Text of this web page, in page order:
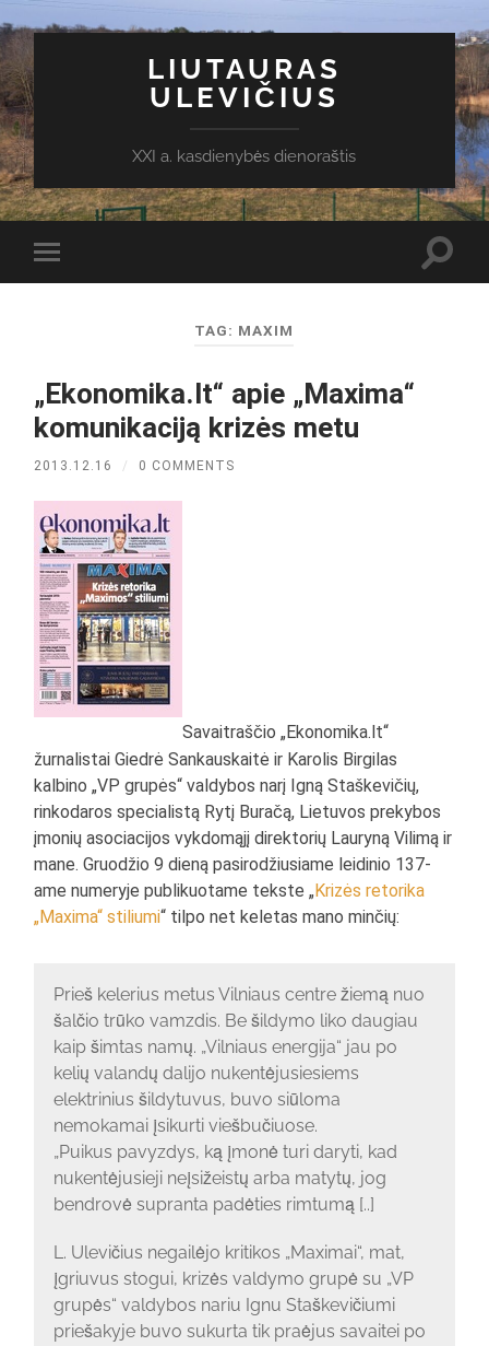
LIUTAURAS
ULEVIČIUS
XXI a. kasdienybės dienoraštis
Toggle
mobile
TAG: MAXIM
„Ekonomika.lt“ apie „Maxima“
komunikaciją krizės metu
2013.12.16 / 0 COMMENTS
Savaitraščio „Ekonomika.lt“
žurnalistai Giedrė Sankauskaitė ir Karolis Birgilas
kalbino „VP grupės“ valdybos narį Igną Staškevičių,
rinkodaros specialistą Rytį Buračą, Lietuvos prekybos
įmonių asociacijos vykdomąjį direktorių Lauryną Vilimą ir
mane. Gruodžio 9 dieną pasirodžiusiame leidinio 137-
ame numeryje publikuotame tekste „Krizės retorika
„Maxima“ stiliumi“ tilpo net keletas mano minčių:
Prieš kelerius metus Vilniaus centre žiemą nuo
šalčio trūko vamzdis. Be šildymo liko daugiau
kaip šimtas namų. „Vilniaus energija“ jau po
kelių valandų dalijo nukentėjusiesiems
elektrinius šildytuvus, buvo siūloma
nemokamai įsikurti viešbučiuose.
„Puikus pavyzdys, ką įmonė turi daryti, kad
nukentėjusieji neįsižeistų arba matytų, jog
bendrovė supranta padėties rimtumą [..]
L. Ulevičius negailėjo kritikos „Maximai“, mat,
įgriuvus stogui, krizės valdymo grupė su „VP
grupės“ valdybos nariu Ignu Staškevičiumi
priešakyje buvo sukurta tik praėjus savaitei po